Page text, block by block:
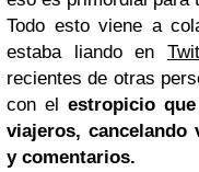
Todo esto viene a
estaba liando en
recientes de otras
con elestropicio
viajeros, cancelando
y comentarios.